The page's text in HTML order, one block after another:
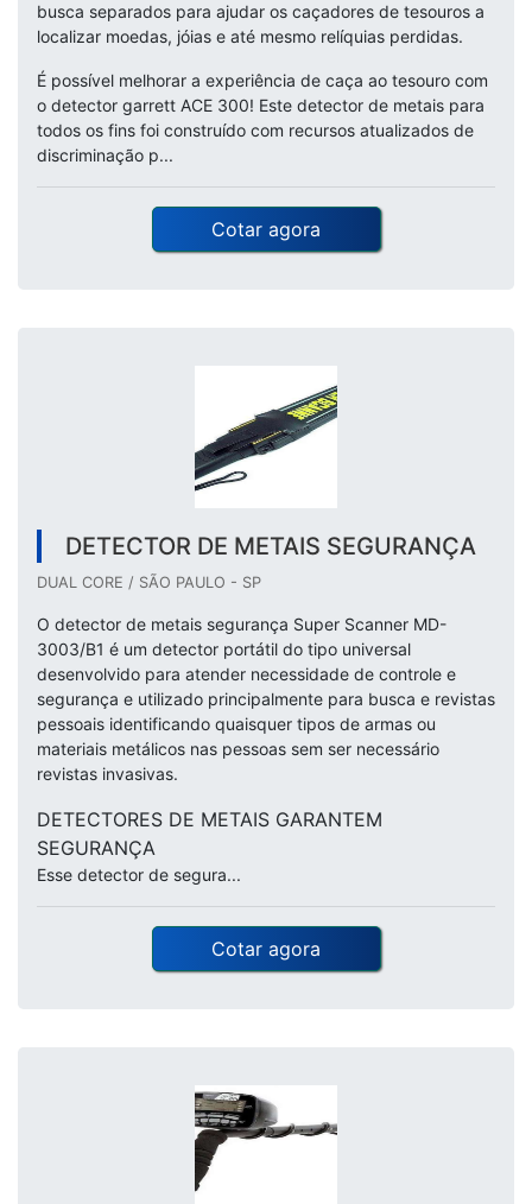
busca separados para ajudar os caçadores de tesouros a
localizar moedas, jóias e até mesmo relíquias perdidas.
É possível melhorar a experiência de caça ao tesouro com
o detector garrett ACE 300! Este detector de metais para
todos os fins foi construído com recursos atualizados de
discriminação p...
Cotar agora
DETECTOR DE METAIS SEGURANÇA
DUAL CORE / SÃO PAULO - SP
O detector de metais segurança Super Scanner MD-
3003/B1 é um detector portátil do tipo universal
desenvolvido para atender necessidade de controle e
segurança e utilizado principalmente para busca e revistas
pessoais identificando quaisquer tipos de armas ou
materiais metálicos nas pessoas sem ser necessário
revistas invasivas.
DETECTORES DE METAIS GARANTEM
SEGURANÇA
Esse detector de segura...
Cotar agora